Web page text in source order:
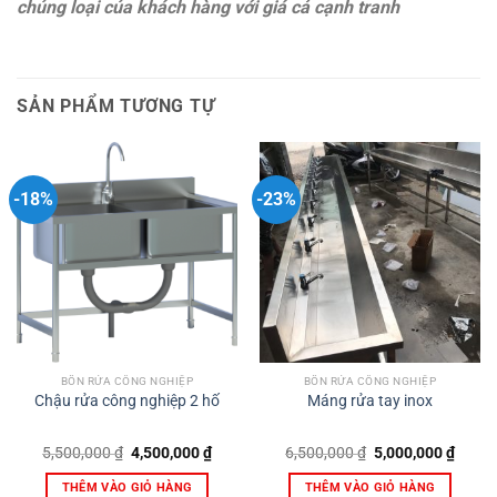
chủng loại của khách hàng với giá cả cạnh tranh
SẢN PHẨM TƯƠNG TỰ
-18%
BỒN RỬA CÔNG NGHIỆP
Chậu rửa công nghiệp 2 hố
5,500,000₫ Giá
gốc
là:
4,500,000₫Giá
hiện
THÊM VÀO GIỎ HÀNG
-23%
BỒN RỬA CÔNG NGHIỆP
Máng rửa tay inox
6,500,000₫ Giá
gốc
là:
5,000,000₫Giá
hiện
THÊM VÀO GIỎ HÀNG